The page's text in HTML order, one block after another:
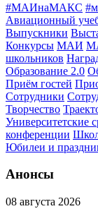
#МАИнаМАКС
Авиационный
Выпускники
Конкурсы МАИ
школьников
Образование 2.0
Приём гостей
Сотрудники
Творчество
Университетские
конференции
Юбилеи и
Анонсы
08 августа 2026